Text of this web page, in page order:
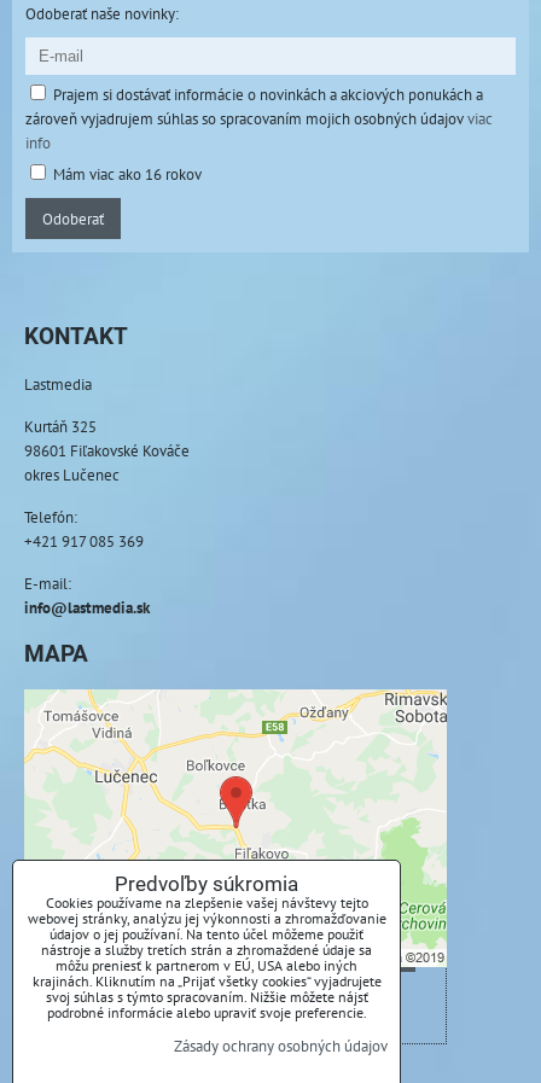
Odoberať naše novinky:
Prajem si dostávať informácie o novinkách a akciových ponukách a
zároveň vyjadrujem súhlas so spracovaním mojich osobných údajovviac
info
Mám viac ako 16 rokov
Odoberať
KONTAKT
Lastmedia
Kurtáň 325
98601 Fiľakovské Kováče
okres Lučenec
Telefón:
+421 917 085 369
E-mail:
info@lastmedia.sk
MAPA
Externý obsah je blokovaný Voľbami
súkromia
Prajete si načítať externý obsah?
Povoliť tentokrát
Povoliť a zapamätať - súhlas s druhom cookie:
Funkčné
Otvoriť obsah v novom okne
Predvoľby súkromia
Cookies používame na zlepšenie vašej návštevy tejto
webovej stránky, analýzu jej výkonnosti a zhromažďovanie
údajov o jej používaní. Na tento účel môžeme použiť
nástroje a služby tretích strán a zhromaždené údaje sa
môžu preniesť k partnerom v EÚ, USA alebo iných
krajinách. Kliknutím na „Prijať všetky cookies“ vyjadrujete
svoj súhlas s týmto spracovaním. Nižšie môžete nájsť
podrobné informácie alebo upraviť svoje preferencie.
Zásady ochrany osobných údajov